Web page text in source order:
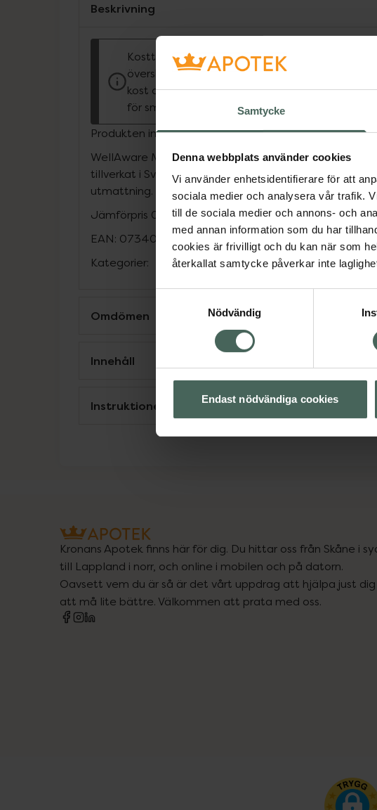
Samtycke
Denna webbplats använder cookies
Vi använder enhetsidentifierare för att
sociala medier och analysera vår trafik.
till de sociala medier och annons- och
med annan information som du har
cookies är frivilligt och du kan när som
återkallat samtycke påverkar inte
Nödvändig
Endast nödvändiga cookies
Beskrivning
Kosttillskott. Rekommenderad daglig dos bör
överskridas. Kosttillskott bör inte ersätta en
kost och en hälsosam livsstil. Förvaras utom
för små barn.
Produkten innehåller sötningsmedel
WellAware Magnesium är ett kosttillskott i
tillverkat i Sverige. Magnesium bidrar till att minska
utmattning. Magnesium bidrar till normal
Jämförpris 0,80 kr/st
EAN: 07340041137420
Kategorier:
Omdömen
Innehåll
Instruktioner
Kronans Apotek finns här för dig. Du hittar oss från Skåne i
till Lappland i norr, och online i mobilen och på datorn.
Oavsett vem du är så är det vårt uppdrag att hjälpa just dig
att må lite bättre. Välkommen att prata med oss.